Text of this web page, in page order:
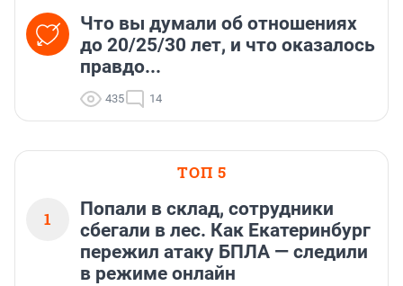
Что вы думали об отношениях
до 20/25/30 лет, и что оказалось
правдо...
435 14
ТОП 5
1
Попали в склад, сотрудники
сбегали в лес. Как Екатеринбург
пережил атаку БПЛА — следили
в режиме онлайн